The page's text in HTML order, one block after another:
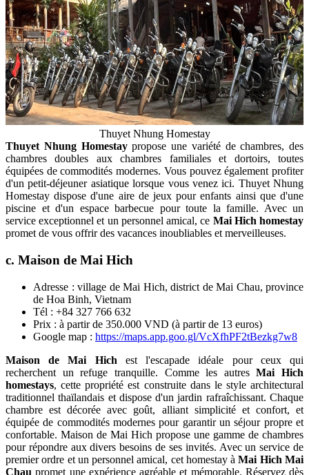
Thuyet Nhung Homestay
Thuyet Nhung Homestaypropose une variété de chambres, des
chambres doubles aux chambres familiales et dortoirs, toutes
équipées de commodités modernes. Vous pouvez également profiter
d'un petit-déjeuner asiatique lorsque vous venez ici. Thuyet Nhung
Homestay dispose d'une aire de jeux pour enfants ainsi que d'une
piscine et d'un espace barbecue pour toute la famille. Avec un
service exceptionnel et un personnel amical, ce Mai Hich homestay
promet de vous offrir des vacances inoubliables et merveilleuses.
c. Maison de Mai Hich
Adresse : village de Mai Hich, district de Mai Chau, province
de Hoa Binh, Vietnam
Tél : +84 327 766 632
Prix : à partir de 350.000 VND (à partir de 13 euros)
Google map : https://maps.app.goo.gl/VcXfhPF2tBezkg7w8
Maison de Mai Hich est l'escapade idéale pour ceux qui
recherchent un refuge tranquille. Comme les autresMai Hich
homestays, cette propriété est construite dans le style architectural
traditionnel thaïlandais et dispose d'un jardin rafraîchissant. Chaque
chambre est décorée avec goût, alliant simplicité et confort, et
équipée de commodités modernes pour garantir un séjour propre et
confortable. Maison de Mai Hich propose une gamme de chambres
pour répondre aux divers besoins de ses invités. Avec un service de
premier ordre et un personnel amical, cet homestay àMai Hich Mai
Chau promet une expérience agréable et mémorable. Réservez dès